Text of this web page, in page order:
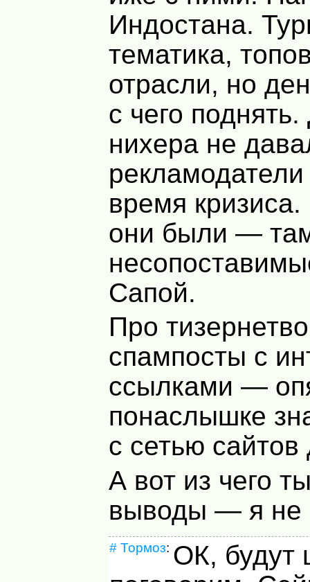
Индостана.
тематика,
отрасли, но
с чего
нихера не
время
они были —
Сапой.
Про
спампосты с
ссылками —
понаслышке
с сетью
А вот из чего
выводы — я не
# Тормоз: ОК,